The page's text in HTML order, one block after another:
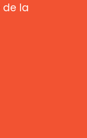
de la